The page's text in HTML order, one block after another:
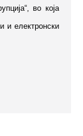
во која
и електронски